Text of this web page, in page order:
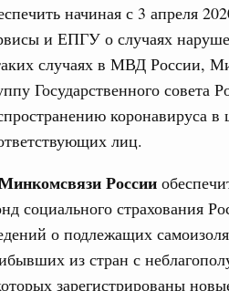
начиная с 3 апреля
и ЕПГУ о случаях
случаях в МВД России,
Государственного совета
коронавируса
лиц.
России
социального страхования
о подлежащих
из стран с
зарегистрированы
Кавказа
дал поручения по
комиссии
развития
Правительства
утвердил поручения
Правительства в